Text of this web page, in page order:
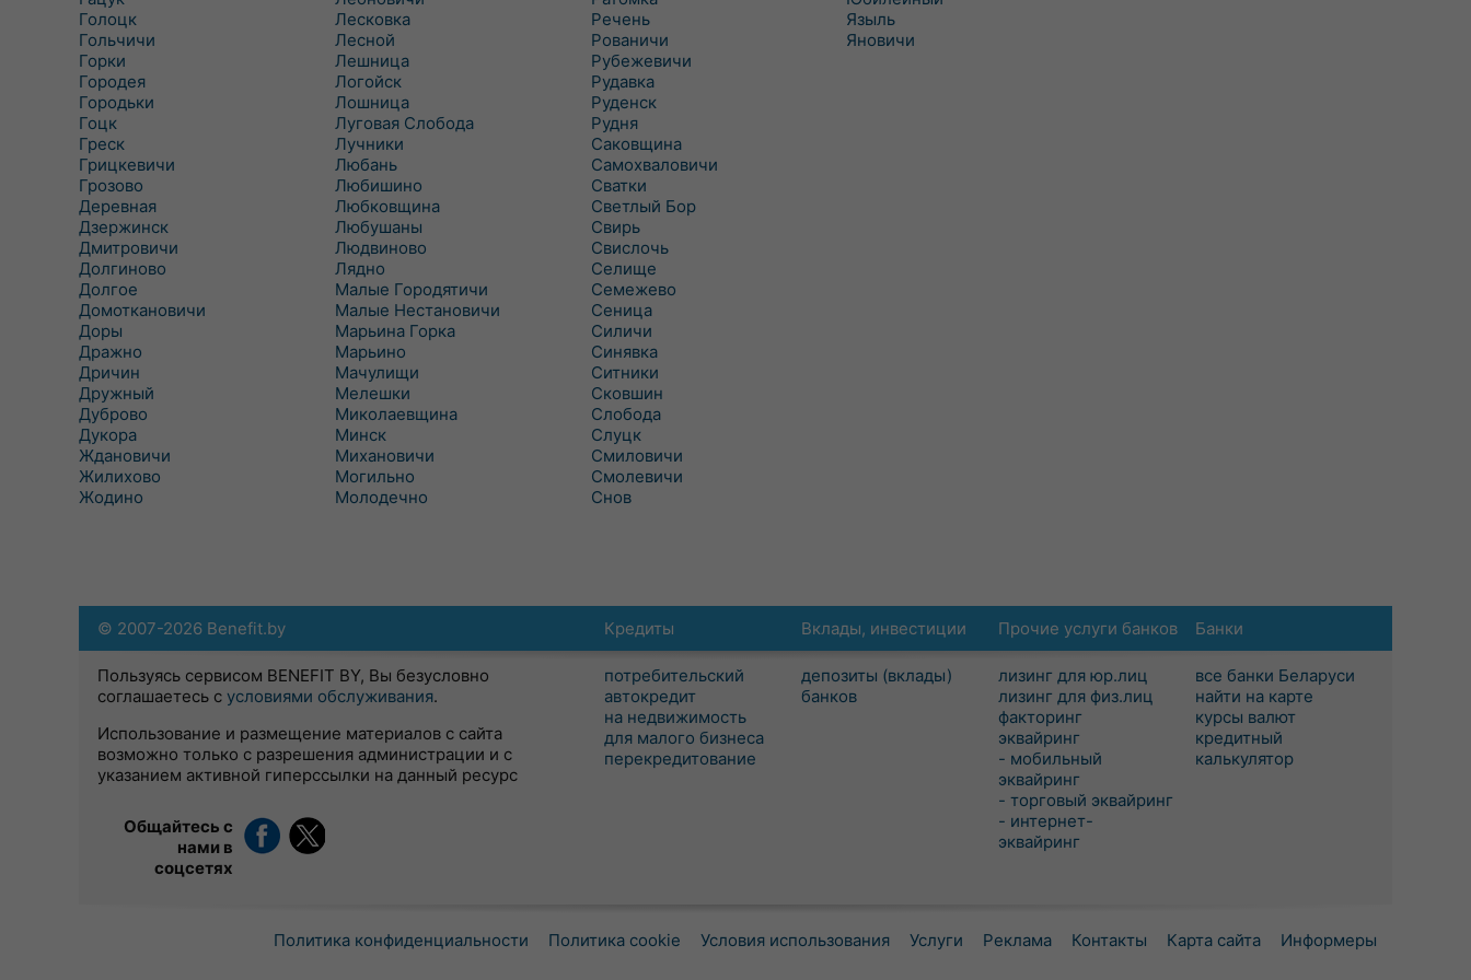
Голоцк
Гольчичи
Горки
Городея
Городьки
Гоцк
Греск
Грицкевичи
Грозово
Деревная
Дзержинск
Дмитровичи
Долгиново
Долгое
Домоткановичи
Доры
Дражно
Дричин
Дружный
Дуброво
Дукора
Ждановичи
Жилихово
Жодино
Лесковка
Лесной
Лешница
Логойск
Лошница
Луговая Слобода
Лучники
Любань
Любишино
Любковщина
Любушаны
Людвиново
Лядно
Малые Городятичи
Малые Нестановичи
Марьина Горка
Марьино
Мачулищи
Мелешки
Миколаевщина
Минск
Михановичи
Могильно
Молодечно
Речень
Рованичи
Рубежевичи
Рудавка
Руденск
Рудня
Саковщина
Самохваловичи
Сватки
Светлый Бор
Свирь
Свислочь
Селище
Семежево
Сеница
Силичи
Синявка
Ситники
Сковшин
Слобода
Слуцк
Смиловичи
Смолевичи
Снов
Языль
Яновичи
Кредиты
потребительский
автокредит
на недвижимость
для малого бизнеса
перекредитование
Вклады, инвестиции
депозиты (вклады)
банков
Прочие услуги банков
лизинг для юр.лиц
лизинг для физ.лиц
факторинг
эквайринг
- мобильный
эквайринг
- торговый эквайринг
- интернет-
эквайринг
Банки
все банки Беларуси
найти на карте
курсы валют
кредитный
калькулятор
© 2007-2026 Benefit.by
Пользуясь сервисом BENEFIT BY, Вы безусловно
соглашаетесь с условиями обслуживания.
Использование и размещение материалов с сайта
возможно только с разрешения администрации и с
указанием активной гиперссылки на данный ресурс
Общайтесь с
нами в
соцсетях
Политика конфиденциальности Политика cookie Условия использования Услуги Реклама Контакты Карта сайта Информеры